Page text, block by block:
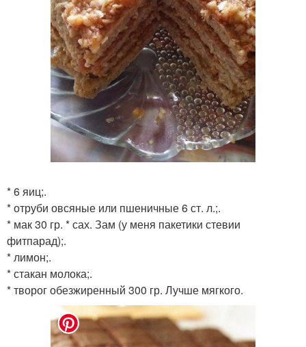
* 6 яиц;.
* отруби овсяные или пшеничные 6 ст. л.;.
* мак 30 гр. * сах. Зам (у меня пакетики стевии
фитпарад);.
* лимон;.
* стакан молока;.
* творог обезжиренный 300 гр. Лучше мягкого.